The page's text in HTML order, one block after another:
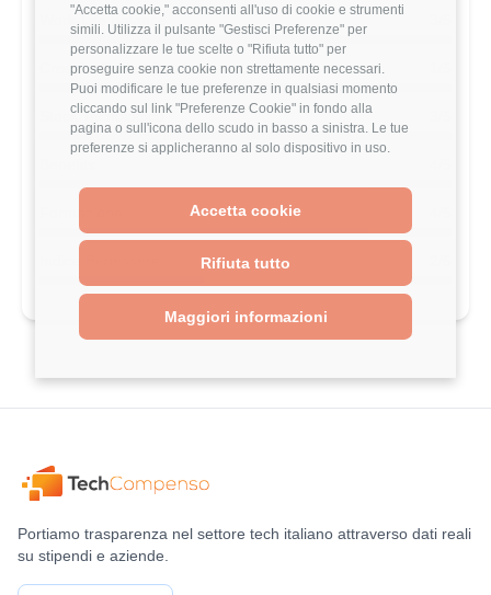
"Accetta cookie," acconsenti all'uso di cookie e strumenti
simili. Utilizza il pulsante "Gestisci Preferenze" per
personalizzare le tue scelte o "Rifiuta tutto" per
proseguire senza cookie non strettamente necessari.
Puoi modificare le tue preferenze in qualsiasi momento
cliccando sul link "Preferenze Cookie" in fondo alla
pagina o sull'icona dello scudo in basso a sinistra. Le tue
preferenze si applicheranno al solo dispositivo in uso.
Accetta cookie
Rifiuta tutto
Maggiori informazioni
Work-Life Balance
Crescita Professionale
Stack Tecnologico
Portiamo trasparenza nel settore tech italiano attraverso dati reali
su stipendi e aziende.